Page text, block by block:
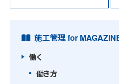
施工管理 for
働く
働き方